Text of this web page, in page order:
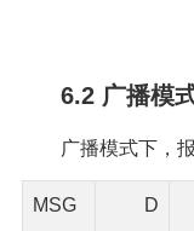
6.2 广播模
广播模式下，
MSG
D